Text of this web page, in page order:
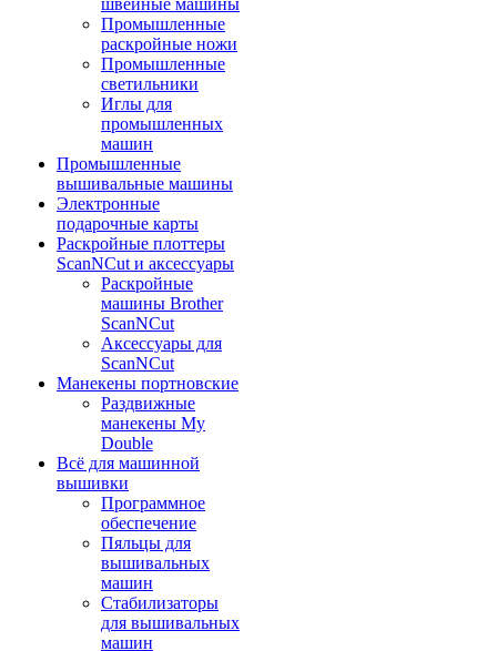
швейные машины
Промышленные
раскройные ножи
Промышленные
светильники
Иглы для
промышленных
машин
Промышленные
вышивальные машины
Электронные
подарочные карты
Раскройные плоттеры
ScanNCut и аксессуары
Раскройные
машины Brother
ScanNCut
Аксессуары для
ScanNCut
Манекены портновские
Раздвижные
манекены My
Double
Всё для машинной
вышивки
Программное
обеспечение
Пяльцы для
вышивальных
машин
Стабилизаторы
для вышивальных
машин